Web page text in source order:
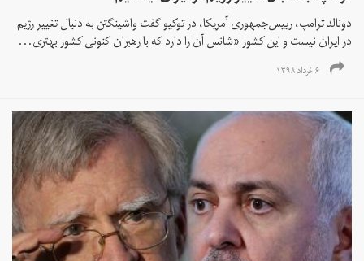
دونالد ترامپ، رییس‌جمهوری آمریکا، در توکیو گفت واشینگتن به دنبال تغییر رژیم
در ایران نیست و این کشور «شانس آن را دارد که با رهبران کنونی کشور بهتری...
۶ خرداد ۱۳۹۸